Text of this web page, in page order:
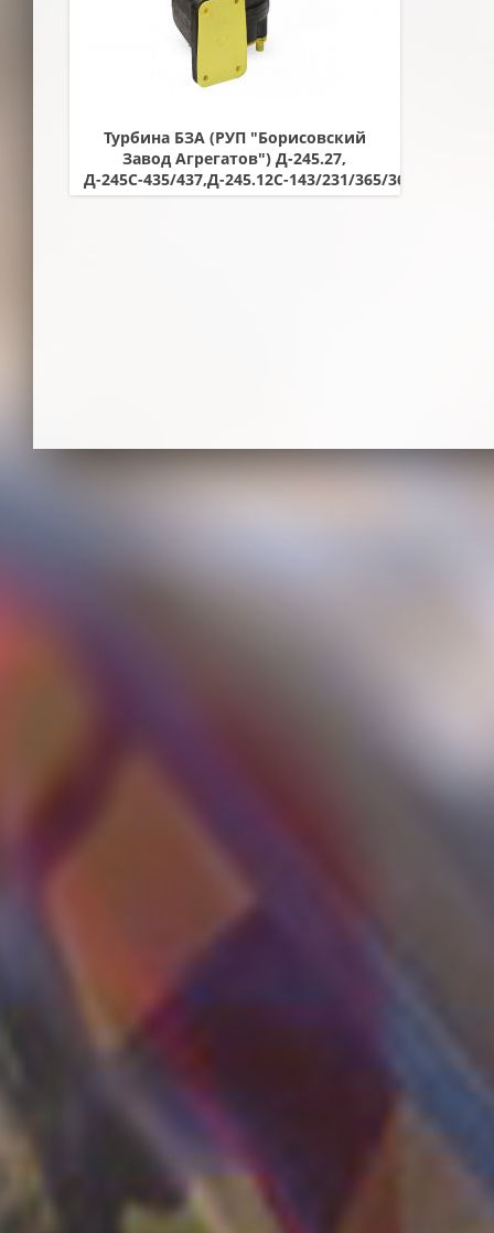
Турбина БЗА (РУП "Борисовский
Завод Агрегатов") Д-245.27,
Д-245С-435/437,Д-245.12С-143/231/365/368,РМ
80, РМ